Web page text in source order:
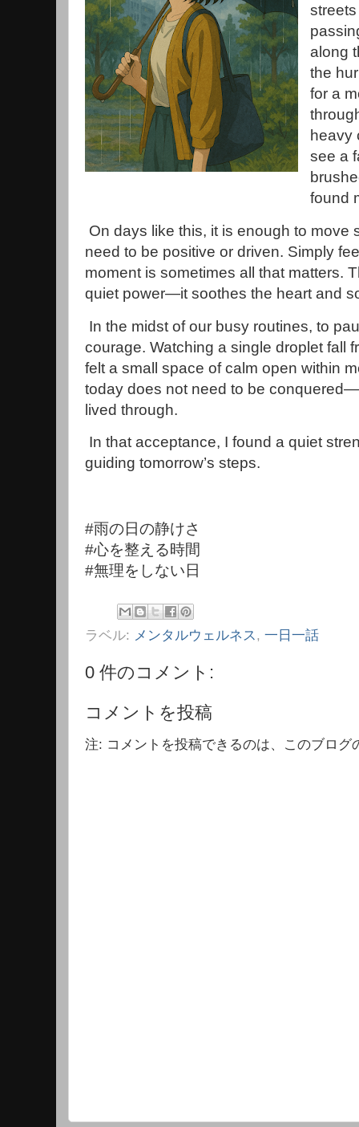
along
the
for a
heavy
see a
found
On days like this, it is enough to move
need to be positive or driven. Simply
moment is sometimes all that matters.
quiet power—it soothes the heart and
In the midst of our busy routines, to
courage. Watching a single droplet fall
felt a small space of calm open within
today does not need to be
lived through.
In that acceptance, I found a quiet
guiding tomorrow’s steps.
#雨の日の静けさ
#心を整える時間
#無理をしない日
ラベル: メンタルウェルネス, 一日一話
0 件のコメント:
コメントを投稿
注: コメントを投稿できるのは、このブログ